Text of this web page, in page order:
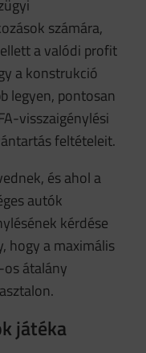
számára,
a valódi profit
a konstrukció
legyen, pontosan
visszaigénylési
feltételeit.
és ahol a
autók
kérdése
hogy a maximális
os átalány
játéka